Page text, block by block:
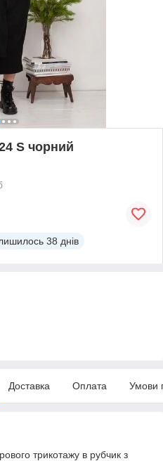
S чорний
38 днів
Доставка Оплата Умови
трикотажу в рубчик з